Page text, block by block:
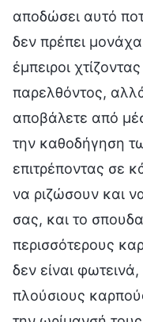
αποδώσει αυτό
δεν πρέπει μονάχα
έμπειροι
παρελθόντος,
αποβάλετε από
την καθοδήγηση
επιτρέποντας σε
να ριζώσουν και
σας, και το
περισσότερους
δεν είναι
πλούσιους